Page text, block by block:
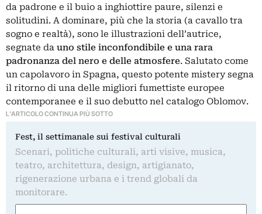
da padrone e il buio a inghiottire paure, silenzi e
solitudini. A dominare, più che la storia (a cavallo tra
sogno e realtà), sono le illustrazioni dell’autrice,
segnate da uno stile inconfondibile e una rara
padronanza del nero e delle atmosfere. Salutato come
un capolavoro in Spagna, questo potente mistery segna
il ritorno di una delle migliori fumettiste europee
contemporanee e il suo debutto nel catalogo Oblomov.
L'ARTICOLO CONTINUA PIÙ SOTTO
Fest, il settimanale sui festival culturali
Scenari, politiche culturali, arti visive, musica,
teatro, architettura, design, artigianato,
rigenerazione urbana e i trend globali da
monitorare.